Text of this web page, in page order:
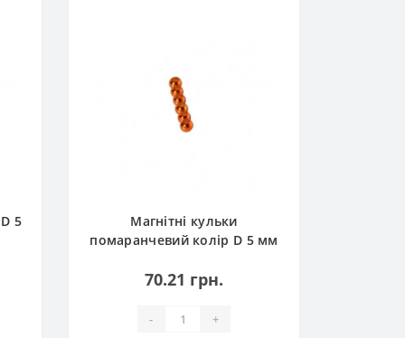
5
Магнітні кульки
помаранчевий колір D 5 мм
70.21 грн.
- +